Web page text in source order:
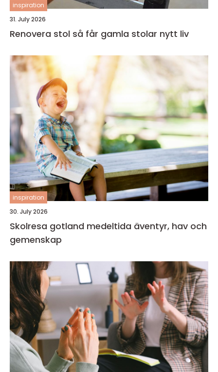
inspiration
31. July 2026
Renovera stol så får gamla stolar nytt liv
inspiration
30. July 2026
Skolresa gotland medeltida äventyr, hav och
gemenskap